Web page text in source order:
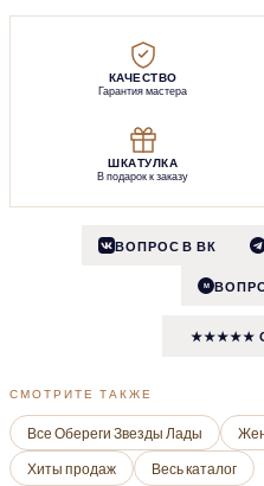
КАЧЕСТВО
Гарантия мастера
ШКАТУЛКА
В подарок к заказу
ВОПРОС В ВК
M
★★★★★
СМОТРИТЕ ТАКЖЕ
Все Обереги Звезды Лады
Хиты продаж
Весь каталог